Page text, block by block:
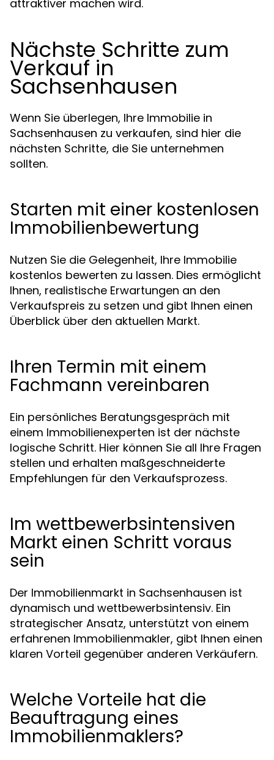
attraktiver machen wird.
Nächste Schritte zum
Verkauf in
Sachsenhausen
Wenn Sie überlegen, Ihre Immobilie in
Sachsenhausen zu verkaufen, sind hier die
nächsten Schritte, die Sie unternehmen
sollten.
Starten mit einer kostenlosen
Immobilienbewertung
Nutzen Sie die Gelegenheit, Ihre Immobilie
kostenlos bewerten zu lassen. Dies ermöglicht
Ihnen, realistische Erwartungen an den
Verkaufspreis zu setzen und gibt Ihnen einen
Überblick über den aktuellen Markt.
Ihren Termin mit einem
Fachmann vereinbaren
Ein persönliches Beratungsgespräch mit
einem Immobilienexperten ist der nächste
logische Schritt. Hier können Sie all Ihre Fragen
stellen und erhalten maßgeschneiderte
Empfehlungen für den Verkaufsprozess.
Im wettbewerbsintensiven
Markt einen Schritt voraus
sein
Der Immobilienmarkt in Sachsenhausen ist
dynamisch und wettbewerbsintensiv. Ein
strategischer Ansatz, unterstützt von einem
erfahrenen Immobilienmakler, gibt Ihnen einen
klaren Vorteil gegenüber anderen Verkäufern.
Welche Vorteile hat die
Beauftragung eines
Immobilienmaklers?